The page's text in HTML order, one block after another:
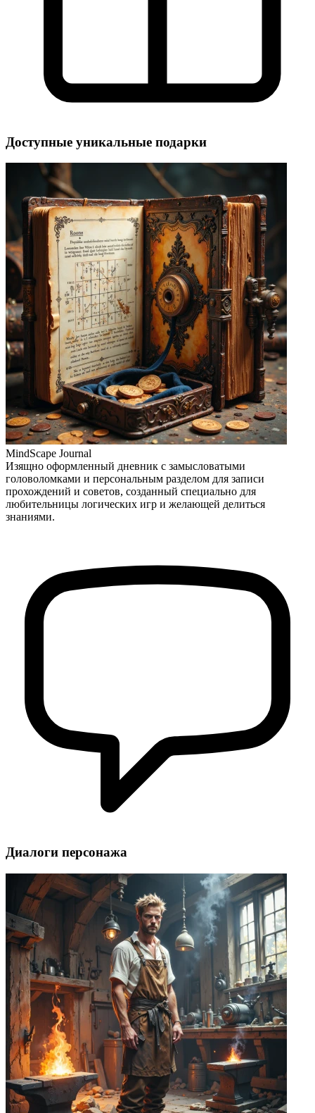
Доступные уникальные подарки
MindScape Journal
Изящно оформленный дневник с замысловатыми
головоломками и персональным разделом для записи
прохождений и советов, созданный специально для
любительницы логических игр и желающей делиться
знаниями.
Диалоги персонажа